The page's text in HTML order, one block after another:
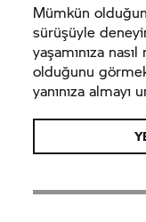
Mümkün
sürüşüyle
yaşamınıza
olduğunu
yanınıza almayı